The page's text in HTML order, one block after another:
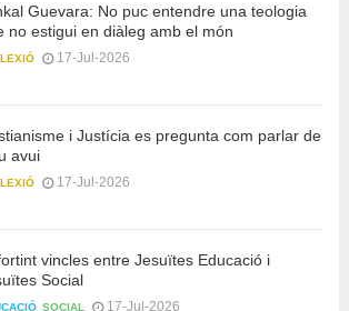
Guevara: No puc entendre una teologia
no estigui en diàleg amb el món
17-Jul-2026
i Justícia es pregunta com parlar de
avui
17-Jul-2026
vincles entre Jesuïtes Educació i
Social
SOCIAL 17-Jul-2026